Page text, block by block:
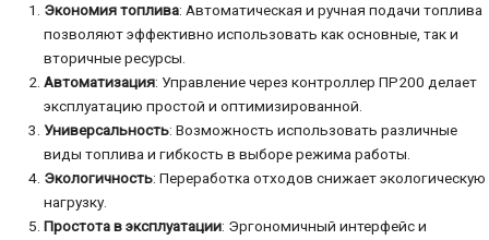
Экономия топлива: Автоматическая и ручная подачи топлива
позволяют эффективно использовать как основные, так и
вторичные ресурсы.
Автоматизация: Управление через контроллер ПР200 делает
эксплуатацию простой и оптимизированной.
Универсальность: Возможность использовать различные
виды топлива и гибкость в выборе режима работы.
Экологичность: Переработка отходов снижает экологическую
нагрузку.
Простота в эксплуатации: Эргономичный интерфейс и